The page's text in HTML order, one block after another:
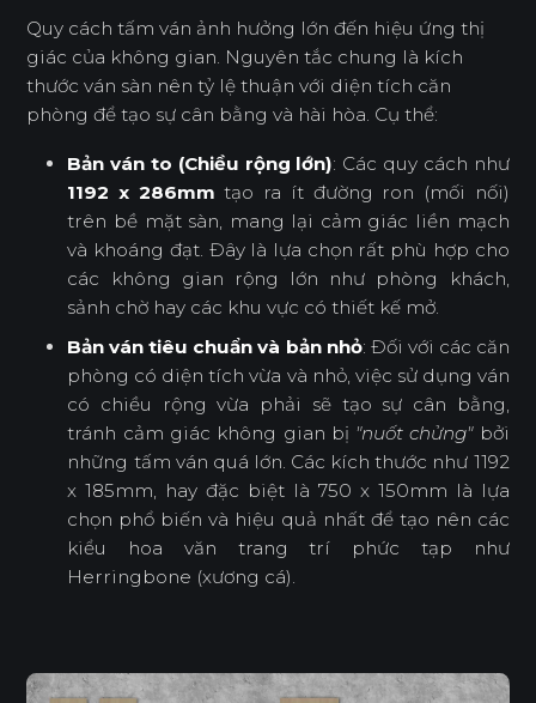
Quy cách tấm ván ảnh hưởng lớn đến hiệu ứng thị
giác của không gian. Nguyên tắc chung là kích
thước ván sàn nên tỷ lệ thuận với diện tích căn
phòng để tạo sự cân bằng và hài hòa. Cụ thể:
Bản ván to (Chiều rộng lớn): Các quy cách như
1192 x 286mm tạo ra ít đường ron (mối nối)
trên bề mặt sàn, mang lại cảm giác liền mạch
và khoáng đạt. Đây là lựa chọn rất phù hợp cho
các không gian rộng lớn như phòng khách,
sảnh chờ hay các khu vực có thiết kế mở.
Bản ván tiêu chuẩn và bản nhỏ: Đối với các căn
phòng có diện tích vừa và nhỏ, việc sử dụng ván
có chiều rộng vừa phải sẽ tạo sự cân bằng,
tránh cảm giác không gian bị "nuốt chửng"bởi
những tấm ván quá lớn. Các kích thước như 1192
x 185mm, hay đặc biệt là 750 x 150mm là lựa
chọn phổ biến và hiệu quả nhất để tạo nên các
kiểu hoa văn trang trí phức tạp như
Herringbone (xương cá).